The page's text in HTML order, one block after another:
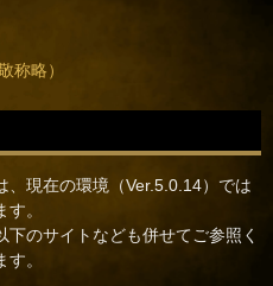
称略）
、現在の環境（Ver.5.0.14）では
。
のサイトなども併せてご参照く
。